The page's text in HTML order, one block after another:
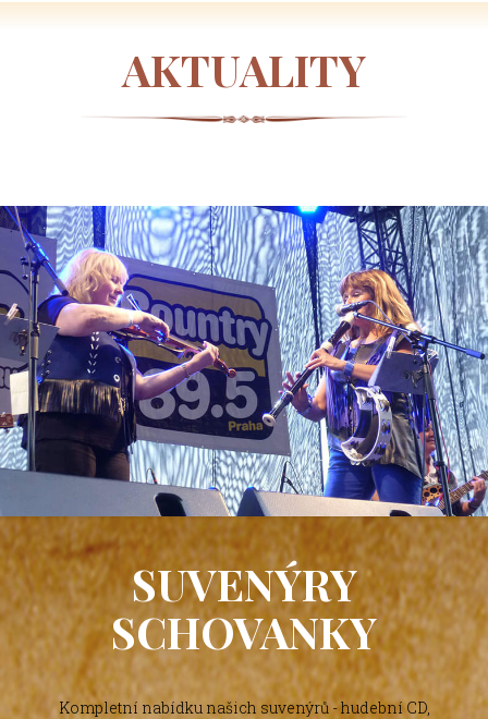
AKTUALITY
SUVENÝRY
SCHOVANKY
Kompletní nabídku našich suvenýrů - hudební CD,